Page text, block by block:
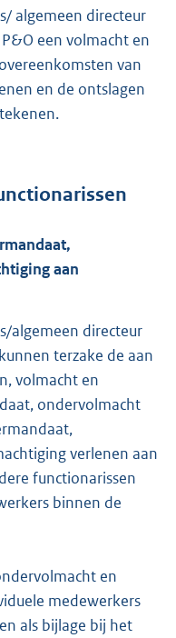
algemeen directeur
een volmacht en
van
en de ontslagen
aan
algemeen directeur
terzake de aan
volmacht en
ondervolmacht
verlenen aan
functionarissen
binnen de
en
medewerkers
als bijlage bij het